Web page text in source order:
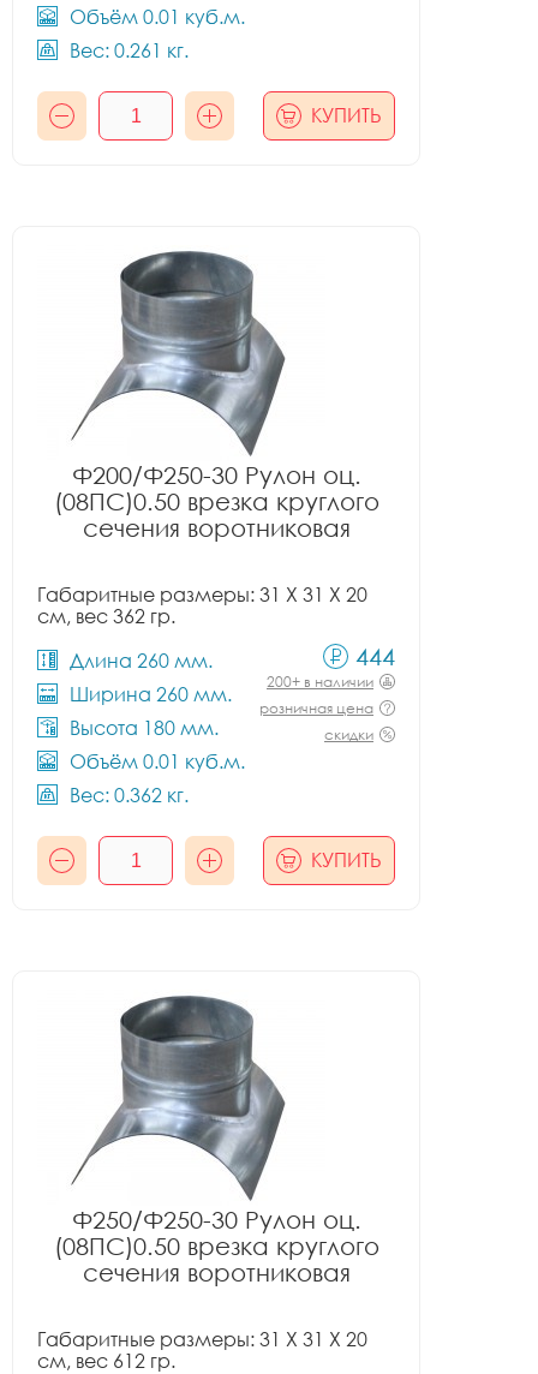
Объём 0.01 куб.м.
Вес: 0.261 кг.
КУПИТЬ
Ф200/Ф250-30 Рулон оц.
(08ПС)0.50 врезка круглого
сечения воротниковая
Габаритные размеры: 31 X 31 X 20
см, вес 362 гр.
Длина 260 мм.
Ширина 260 мм.
Высота 180 мм.
Объём 0.01 куб.м.
Вес: 0.362 кг.
444
200+ в наличии
розничная цена
скидки
КУПИТЬ
Ф250/Ф250-30 Рулон оц.
(08ПС)0.50 врезка круглого
сечения воротниковая
Габаритные размеры: 31 X 31 X 20
см, вес 612 гр.